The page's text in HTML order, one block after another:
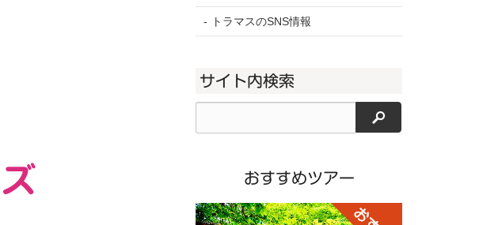
トラマスのSNS情報
サイト内検索
検索
おすすめツアー